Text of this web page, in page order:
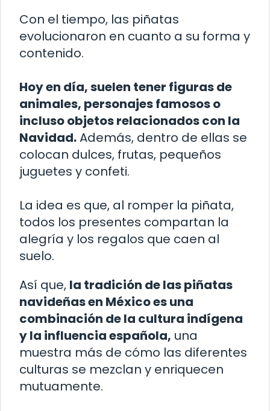
Con el tiempo, las piñatas
evolucionaron en cuanto a su forma y
contenido.
Hoy en día, suelen tener figuras de
animales, personajes famosos o
incluso objetos relacionados con la
Navidad.Además, dentro de ellas se
colocan dulces, frutas, pequeños
juguetes y confeti.
La idea es que, al romper la piñata,
todos los presentes compartan la
alegría y los regalos que caen al
suelo.
Así que, la tradición de las piñatas
navideñas en México es una
combinación de la cultura indígena
y la influencia española, una
muestra más de cómo las diferentes
culturas se mezclan y enriquecen
mutuamente.